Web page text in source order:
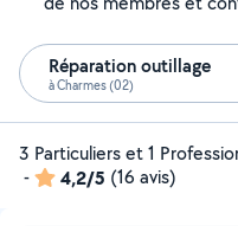
Réparation outillage
à Charmes (02)
3 Particuliers et 1
-
4,2/5 (16 avis)